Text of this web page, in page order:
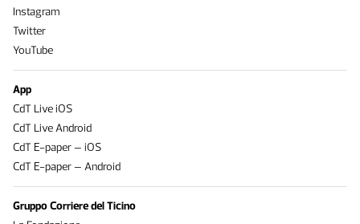
Instagram
Twitter
YouTube
App
CdT Live iOS
CdT Live Android
CdT E-paper – iOS
CdT E-paper – Android
Gruppo Corriere del Ticino